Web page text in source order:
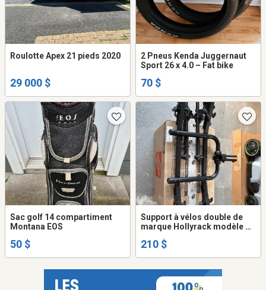
Roulotte Apex 21 pieds 2020
29 000 $
2 Pneus Kenda Juggernaut
Sport 26 x 4.0 – Fat bike
70 $
Sac golf 14 compartiment
Montana EOS
50 $
Support à vélos double de
marque Hollyrack modèle D-
210 $